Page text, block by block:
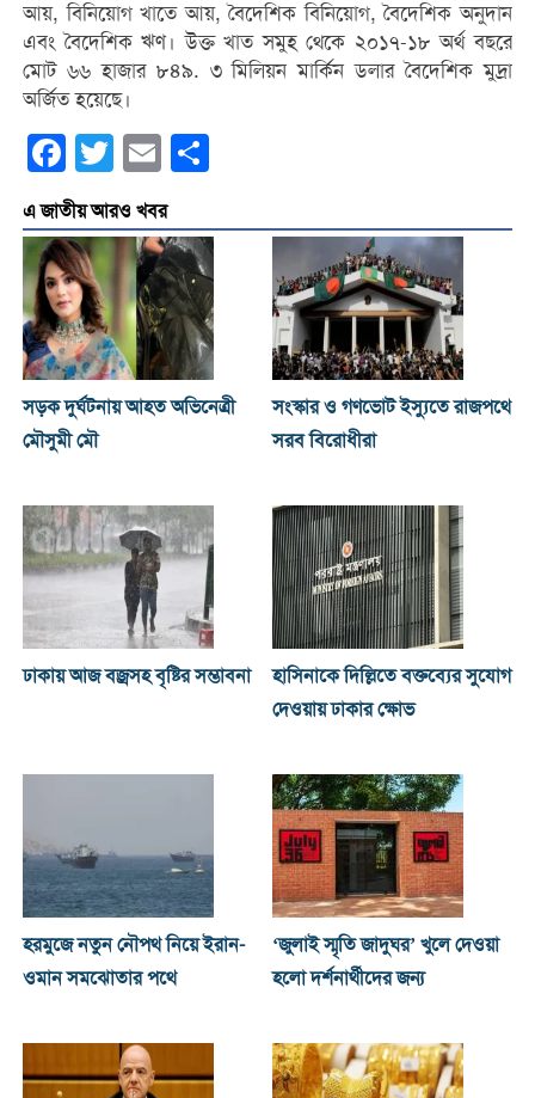
আয়, বিনিয়োগ খাতে আয়, বৈদেশিক বিনিয়োগ, বৈদেশিক অনুদান
এবং বৈদেশিক ঋণ। উক্ত খাত সমুহ থেকে ২০১৭-১৮ অর্থ বছরে
মোট ৬৬ হাজার ৮৪৯. ৩ মিলিয়ন মার্কিন ডলার বৈদেশিক মুদ্রা
অর্জিত হয়েছে।
Facebook
Twitter Email
এ জাতীয় আরও খবর
সড়ক দুর্ঘটনায় আহত অভিনেত্রী
মৌসুমী মৌ
সংস্কার ও গণভোট ইস্যুতে রাজপথে
সরব বিরোধীরা
ঢাকায় আজ বজ্রসহ বৃষ্টির সম্ভাবনা
হাসিনাকে দিল্লিতে বক্তব্যের সুযোগ
দেওয়ায় ঢাকার ক্ষোভ
হরমুজে নতুন নৌপথ নিয়ে ইরান-
ওমান সমঝোতার পথে
‘জুলাই স্মৃতি জাদুঘর’ খুলে দেওয়া
হলো দর্শনার্থীদের জন্য